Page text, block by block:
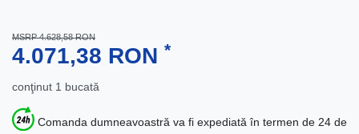
MSRP 4.628,58 RON
4.071,38 RON *
conţinut 1 bucată
Comanda dumneavoastră va fi expediată în termen de 24 de